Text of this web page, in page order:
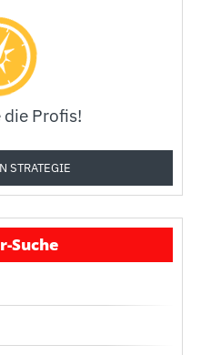
Profis!
STRATEGIE
Suche